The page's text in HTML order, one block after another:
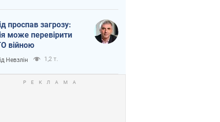
проспав загрозу:
може перевірити
війною
Невзлін 1,2 т.